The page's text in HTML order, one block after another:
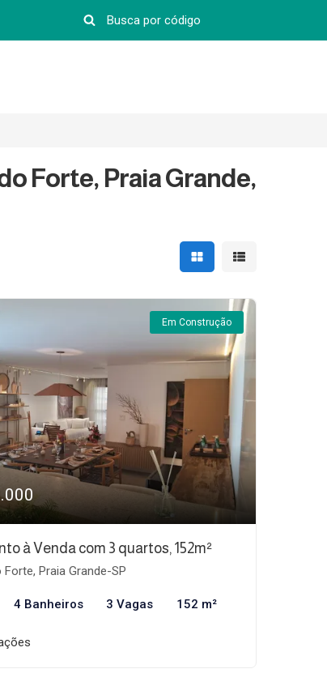
Forte, Praia Grande,
Mostrar resultados em
Mostrar
Em Construção
à Venda com 3 quartos, 152m²
Praia Grande-SP
4 Banheiros 3 Vagas 152 m²